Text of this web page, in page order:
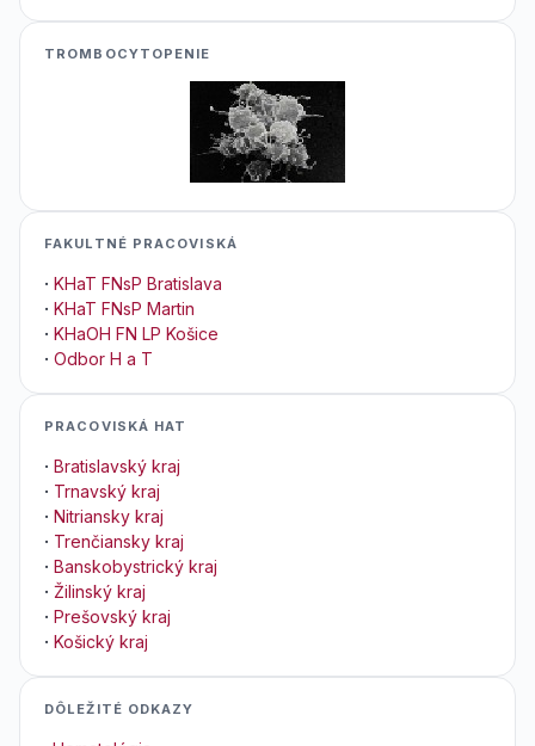
TROMBOCYTOPENIE
FAKULTNÉ PRACOVISKÁ
· KHaT FNsP Bratislava
· KHaT FNsP Martin
· KHaOH FN LP Košice
· Odbor H a T
PRACOVISKÁ HAT
· Bratislavský kraj
· Trnavský kraj
· Nitriansky kraj
· Trenčiansky kraj
· Banskobystrický kraj
· Žilinský kraj
· Prešovský kraj
· Košický kraj
DÔLEŽITÉ ODKAZY